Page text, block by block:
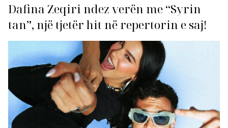
Dafina Zeqiri ndez verën me “Syrin
tan”, një tjetër hit në repertorin e saj!